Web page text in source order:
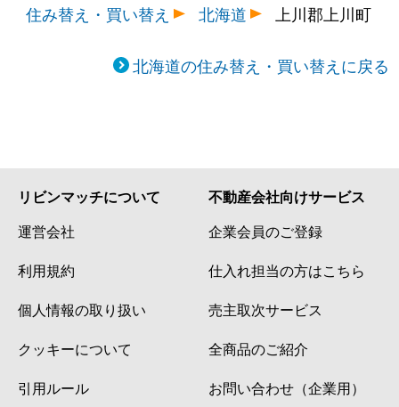
住み替え・買い替え
北海道 上川郡上川町
北海道の住み替え・買い替えに戻る
リビンマッチについて
運営会社
利用規約
個人情報の取り扱い
クッキーについて
引用ルール
不動産会社向けサービス
企業会員のご登録
仕入れ担当の方はこちら
売主取次サービス
全商品のご紹介
お問い合わせ（企業用）